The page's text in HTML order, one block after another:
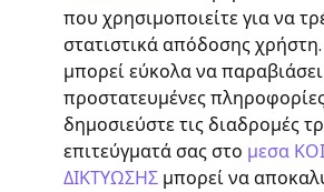
που χρησιμοποιείτε για να
στατιστικά απόδοσης
μπορεί εύκολα να
προστατευμένες
δημοσιεύστε τις διαδρομές
επιτεύγματά σας στο μεσα
ΔΙΚΤΥΩΣΗΣ μπορεί να